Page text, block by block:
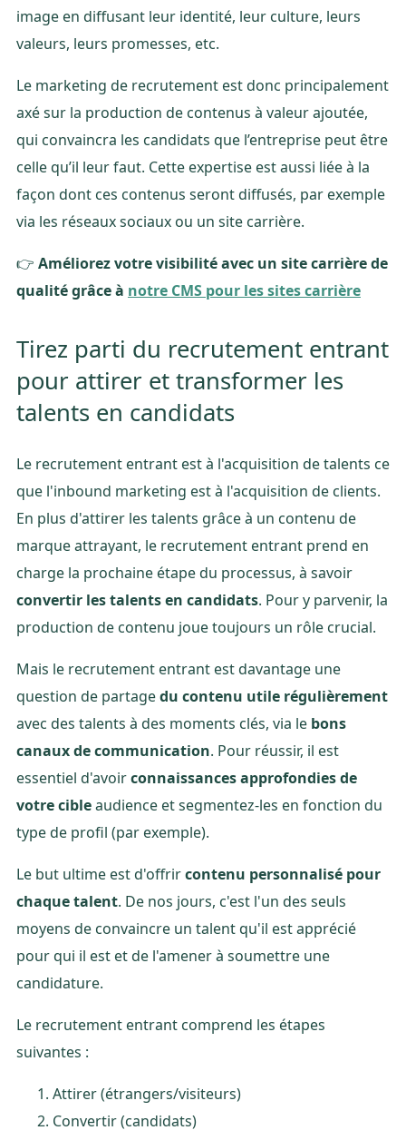
image en diffusant leur identité, leur culture, leurs
valeurs, leurs promesses, etc.
Le marketing de recrutement est donc principalement
axé sur la production de contenus à valeur ajoutée,
qui convaincra les candidats que l’entreprise peut être
celle qu’il leur faut. Cette expertise est aussi liée à la
façon dont ces contenus seront diffusés, par exemple
via les réseaux sociaux ou un site carrière.
👉 Améliorez votre visibilité avec un site carrière de
qualité grâce à notre CMS pour les sites carrière
Tirez parti du recrutement entrant
pour attirer et transformer les
talents en candidats
Le recrutement entrant est à l'acquisition de talents ce
que l'inbound marketing est à l'acquisition de clients.
En plus d'attirer les talents grâce à un contenu de
marque attrayant, le recrutement entrant prend en
charge la prochaine étape du processus, à savoir
convertir les talents en candidats. Pour y parvenir, la
production de contenu joue toujours un rôle crucial.
Mais le recrutement entrant est davantage une
question de partagedu contenu utile régulièrement
avec des talents à des moments clés, via le bons
canaux de communication. Pour réussir, il est
essentiel d'avoirconnaissances approfondiesde
votre cibleaudience et segmentez-les en fonction du
type de profil (par exemple).
Le but ultime est d'offrircontenu personnalisé pour
chaque talent. De nos jours, c'est l'un des seuls
moyens de convaincre un talent qu'il est apprécié
pour qui il est et de l'amener à soumettre une
candidature.
Le recrutement entrant comprend les étapes
suivantes :
Attirer (étrangers/visiteurs)
Convertir (candidats)